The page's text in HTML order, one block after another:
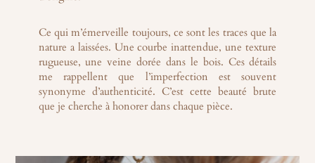
Ce qui m’émerveille toujours, ce sont les traces que la
nature a laissées. Une courbe inattendue, une texture
rugueuse, une veine dorée dans le bois. Ces détails
me rappellent que l’imperfection est souvent
synonyme d’authenticité. C’est cette beauté brute
que je cherche à honorer dans chaque pièce.